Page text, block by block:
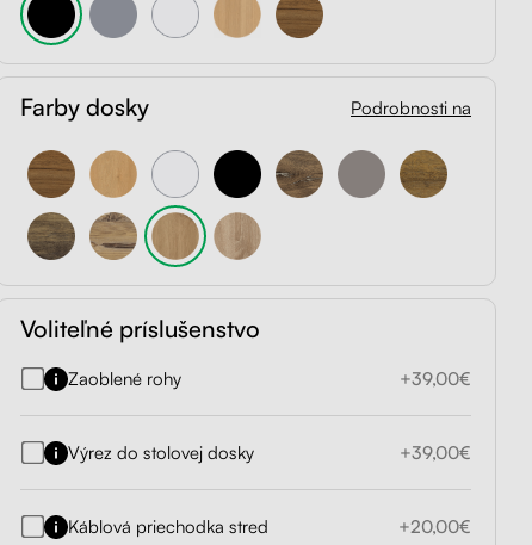
Farby dosky Podrobnosti na
Voliteľné príslušenstvo
Zaoblené rohy +39,00€
Výrez do stolovej dosky +39,00€
Káblová priechodka stred +20,00€